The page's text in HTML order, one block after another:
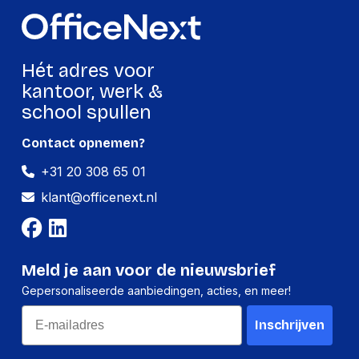
Hét adres voor
kantoor, werk &
school spullen
Contact opnemen?
+31 20 308 65 01
klant@officenext.nl
Meld je aan voor de nieuwsbrief
Gepersonaliseerde aanbiedingen, acties, en meer!
Email
Inschrijven